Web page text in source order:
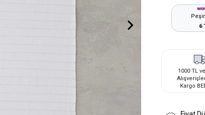
6
1000 TL
Kargo